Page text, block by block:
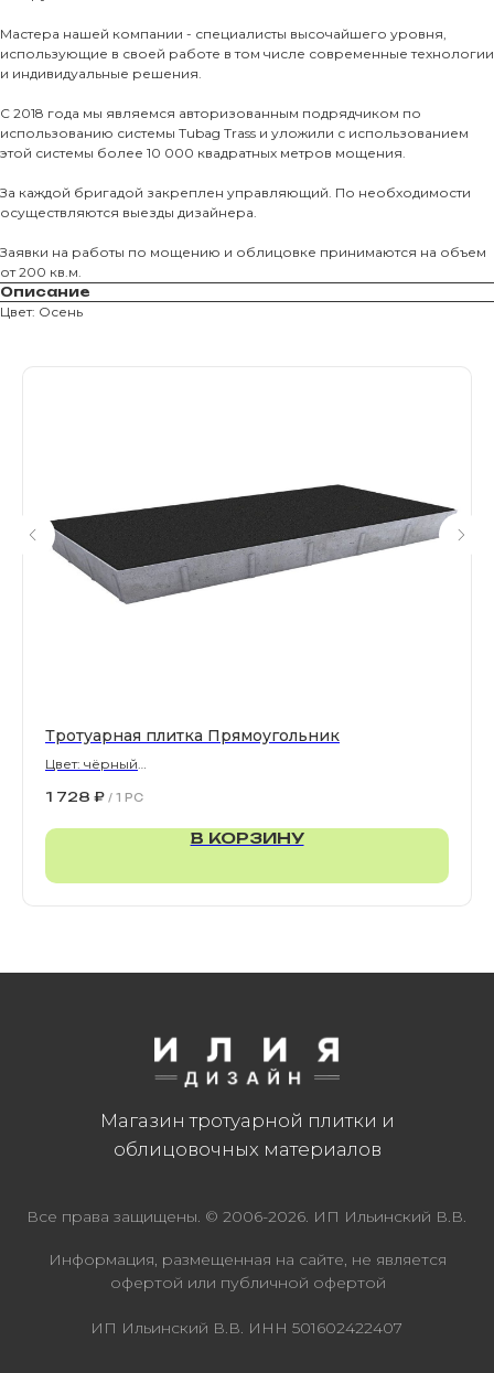
Мастера нашей компании - специалисты высочайшего уровня,
использующие в своей работе в том числе современные технологии
и индивидуальные решения.
С 2018 года мы являемся авторизованным подрядчиком по
использованию системы Tubag Trass и уложили с использованием
этой системы более 10 000 квадратных метров мощения.
За каждой бригадой закреплен управляющий. По необходимости
осуществляются выезды дизайнера.
Заявки на работы по мощению и облицовке принимаются на объем
от 200 кв.м.
Описание
Цвет: Осень
Тротуарная плитка Прямоугольник
Цвет: чёрный
1 728 ₽ / 1 PC
В КОРЗИНУ
ИП Ильинский В.В. ИНН 501602422407
ПОМОЩЬ
Политика конфиденциальности
Навесы,